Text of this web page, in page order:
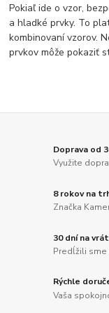
Pokiaľ ide o vzor,
a hladké prvky. To
kombinovaní vzorov.
prvkov môže pokaziť
Doprava od
Využite
8 rokov na
Značka
30 dní na
Predĺžili sme
Rýchle
Vaša